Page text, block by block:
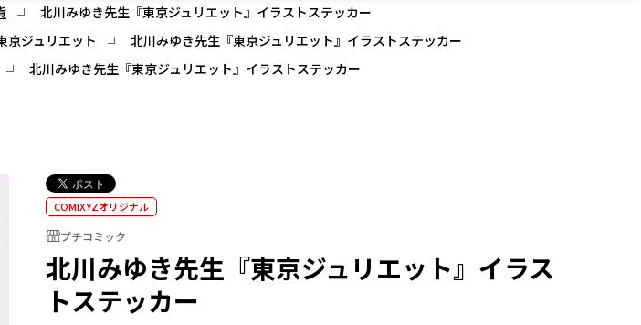
北川みゆき先生『東京ジュリエット』イラストステッカー
京ジュリエット
北川みゆき先生『東京ジュリエット』イラストステッカー
北川みゆき先生『東京ジュリエット』イラストステッカー
COMIXYZオリジナル
プチコミック
北川みゆき先生『東京ジュリエット』イラス
トステッカー